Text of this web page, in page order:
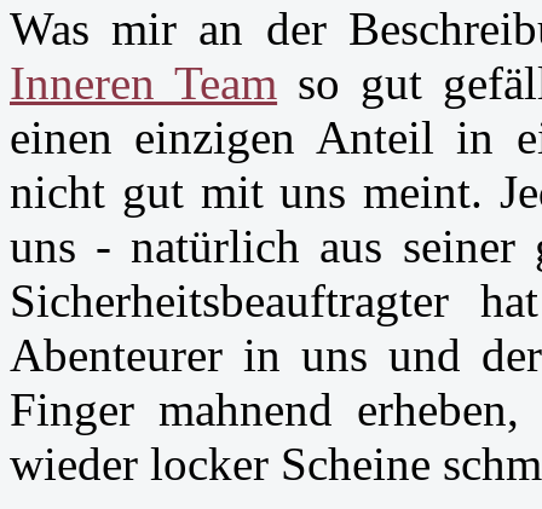
Was mir an der
Inneren Team so gut
einen einzigen Anteil in
nicht gut mit uns meint.
uns - natürlich aus seiner
Sicherheitsbeauftragter
Abenteurer in uns und
Finger mahnend
wieder locker Scheine